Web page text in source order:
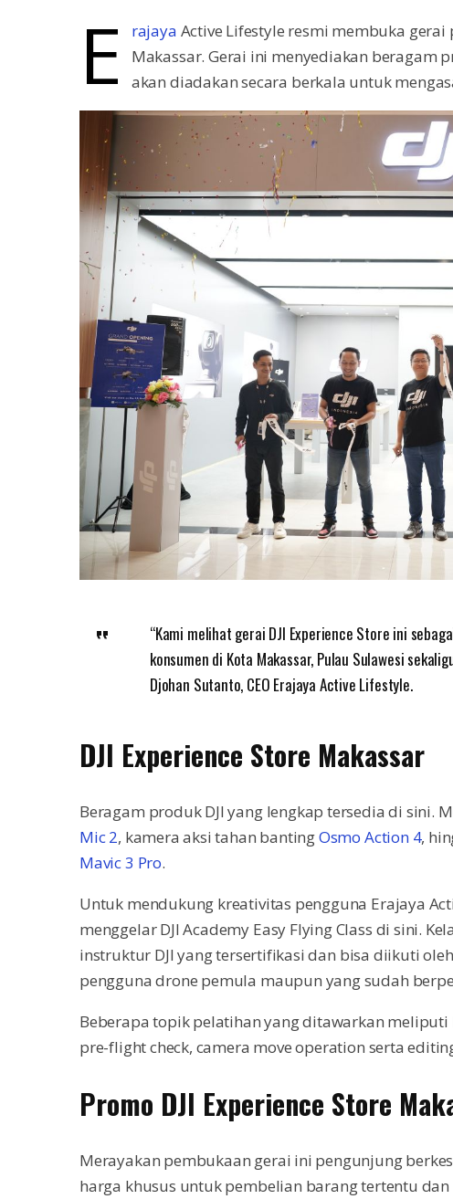
E rajaya Active Lifestyle resmi membuka gerai
Makassar. Gerai ini menyediakan beragam
akan diadakan secara berkala untuk
“Kami melihat gerai DJI Experience Store ini
konsumen di Kota Makassar, Pulau Sulawesi
Djohan Sutanto, CEO Erajaya Active Lifestyle.
DJI Experience Store Makassar
Beragam produk DJI yang lengkap tersedia di sini.
Mic 2, kamera aksi tahan bantingOsmo Action 4,
Mavic 3 Pro.
Untuk mendukung kreativitas pengguna Erajaya
menggelar DJI Academy Easy Flying Class di sini.
instruktur DJI yang tersertifikasi dan bisa diikuti oleh
pengguna drone pemula maupun yang sudah
Beberapa topik pelatihan yang ditawarkan
pre-flight check, camera move operation serta
Promo DJI Experience Store
Merayakan pembukaan gerai ini pengunjung
harga khusus untuk pembelian barang tertentu